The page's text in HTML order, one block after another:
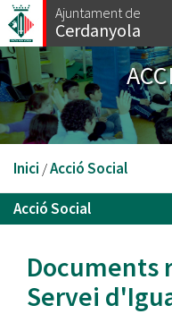
Vés
al
contingut
Ajuntament de
Cerdanyola
Esteu
aquí
Inici /Acció Social
Acció Social
Documents
Servei